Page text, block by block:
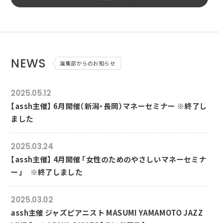
NEWS 編集部からのお知らせ
2025.05.12
【assh主催】 6月開催（新潟・長岡）マネーセミナー ※終了し
ました
2025.03.24
【assh主催】 4月開催 「女性のためのやさしいマネーセミナ
ー」 ※終了しました
2025.03.02
assh主催 ジャズピアニスト MASUMI YAMAMOTO JAZZ